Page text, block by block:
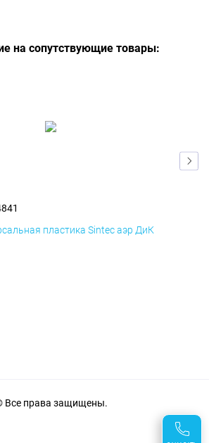
на сопутствующие товары:
пластика Sintec аэр ДиК
Все права защищены.